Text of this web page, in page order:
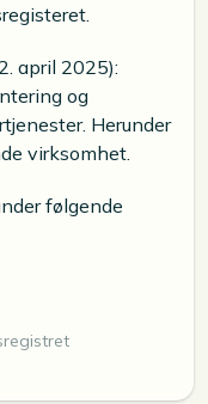
april 2025):
og
Herunder
virksomhet.
følgende